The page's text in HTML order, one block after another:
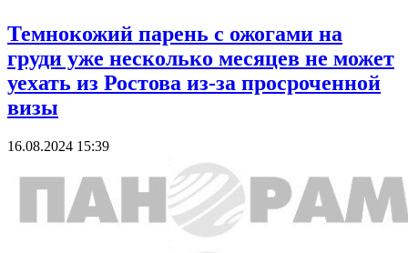
Темнокожий парень с ожогами на
груди уже несколько месяцев не может
уехать из Ростова из-за просроченной
визы
16.08.2024 15:39